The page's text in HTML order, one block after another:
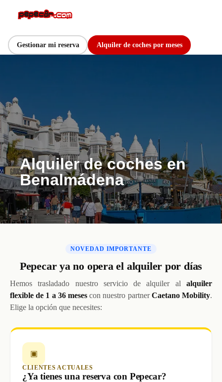
Gestionar mi reserva Alquiler de coches por meses
Alquiler de coches en
Benalmádena
NOVEDAD IMPORTANTE
Pepecar ya no opera el alquiler por días
Hemos trasladado nuestro servicio de alquiler al alquiler
flexible de 1 a 36 meses con nuestro partnerCaetano Mobility.
Elige la opción que necesites:
▣
CLIENTES ACTUALES
¿Ya tienes una reserva con Pepecar?